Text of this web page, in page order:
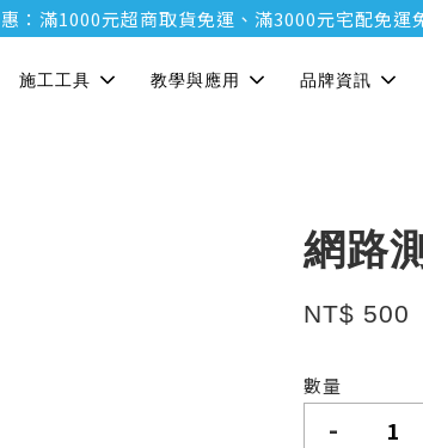
1000元超商取貨免運、滿3000元宅配免運免運
施工工具 教學與應用 品牌資訊
網路
NT$ 500
數量
-